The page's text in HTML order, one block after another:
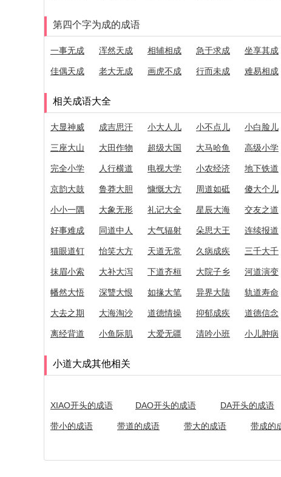
第四个字为成的成语
一事无成 浑然天成 相辅相成 急于求成 坐享其成
佳偶天成 老大无成 画虎不成 行而未成 难易相成
相关成语大全
大显神威 成吉思汗 小大人儿 小不点儿 小白脸儿
三座大山 大田作物 超级大国 大马哈鱼 高级小学
完全小学 人行横道 电视大学 小农经济 地下铁道
京韵大鼓 鲁莽大胆 慷慨大方 周道如砥 傻大个儿
小小一隅 大象无形 礼记大全 星辰大海 交友之道
好事难成 同道中人 大气辐射 朵思大王 连续报道
猫眼道钉 怡笑大方 天道无常 久病成疾 三千大千
抹眉小索 大补大泻 下道齐桓 大院子乡 河道演变
幡然大悟 深讐大恨 如掾大笔 异界大陆 轨道寿命
大去之期 大海淘沙 道德情操 抑郁成疾 道德信念
离经背道 小鱼际肌 大爱无疆 清吟小班 小儿肿病
小道大成其他相关
XIAO开头的成语 DAO开头的成语 DA开头的成语
带小的成语 带道的成语 带大的成语 带成的